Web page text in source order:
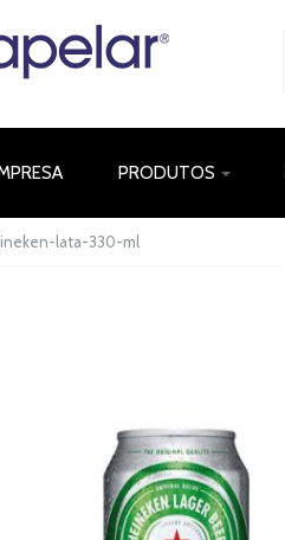
PRODUTOS
lata-330-ml